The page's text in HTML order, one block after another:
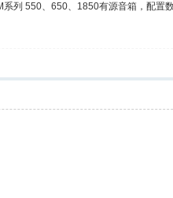
系列 550、650、1850有源音箱，配置